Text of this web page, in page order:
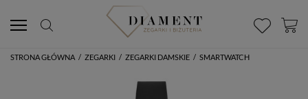
STRONA GŁÓWNA / ZEGARKI / ZEGARKI DAMSKIE / SMARTWATCH